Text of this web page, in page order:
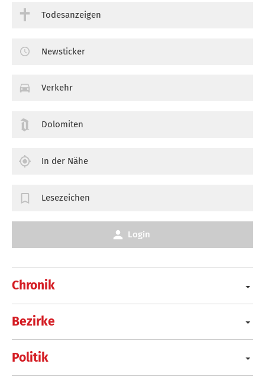
Chronik
Bezirke
Politik
Todesanzeigen
Newsticker
Verkehr
Dolomiten
In der Nähe
Lesezeichen
Login